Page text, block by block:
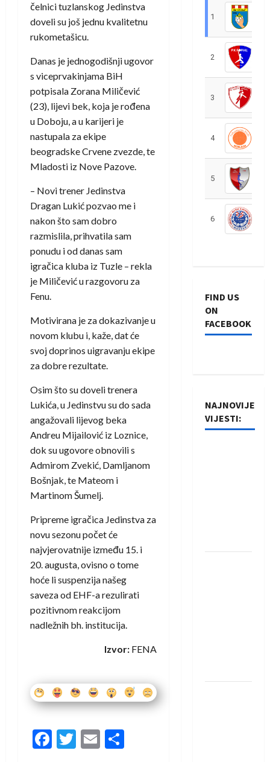
čelnici tuzlanskog Jedinstva
doveli su još jednu kvalitetnu
rukometašicu.
Danas je jednogodišnji ugovor
s viceprvakinjama BiH
potpisala Zorana Miličević
(23), lijevi bek, koja je rođena
u Doboju, a u karijeri je
nastupala za ekipe
beogradske Crvene zvezde, te
Mladosti iz Nove Pazove.
– Novi trener Jedinstva
Dragan Lukić pozvao me i
nakon što sam dobro
razmislila, prihvatila sam
ponudu i od danas sam
igračica kluba iz Tuzle – rekla
je Miličević u razgovoru za
Fenu.
Motivirana je za dokazivanje u
novom klubu i, kaže, dat će
svoj doprinos uigravanju ekipe
za dobre rezultate.
Osim što su doveli trenera
Lukića, u Jedinstvu su do sada
angažovali lijevog beka
Andreu Mijailović iz Loznice,
dok su ugovore obnovili s
Admirom Zvekić, Damljanom
Bošnjak, te Mateom i
Martinom Šumelj.
Pripreme igračica Jedinstva za
novu sezonu počet će
najvjerovatnije između 15. i
20. augusta, ovisno o tome
hoće li suspenzija našeg
saveza od EHF-a rezulirati
pozitivnom reakcijom
nadležnih bh. institucija.
Izvor:FENA
Facebook
Twitter
Email
1
2
3
4
5
6
FIND US
ON
FACEBOOK
NAJNOVIJE
VIJESTI: